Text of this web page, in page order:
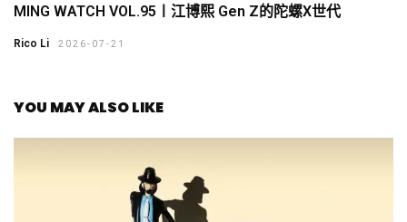
MING WATCH VOL.95〡江博熙 Gen Z的陀螺X世代
Rico Li 2026-07-21
YOU MAY ALSO LIKE